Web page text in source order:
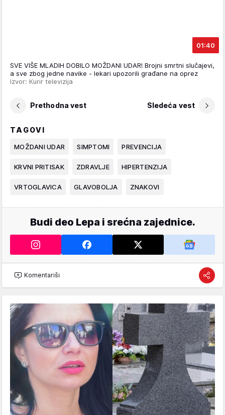
01:40
SVE VIŠE MLADIH DOBILO MOŽDANI UDAR! Brojni smrtni slučajevi,
a sve zbog jedne navike - lekari upozorili građane na oprez
Izvor: Kurir televizija
Prethodna vest Sledeća vest
TAGOVI
MOŽDANI UDAR SIMPTOMI PREVENCIJA
KRVNI PRITISAK ZDRAVLJE HIPERTENZIJA
VRTOGLAVICA GLAVOBOLJA ZNAKOVI
Budi deo Lepa i srećna zajednice.
Komentariši